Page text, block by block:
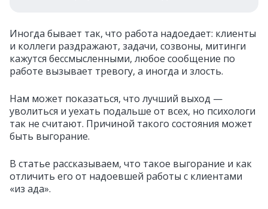
Иногда бывает так, что работа надоедает: клиенты
и коллеги раздражают, задачи, созвоны, митинги
кажутся бессмысленными, любое сообщение по
работе вызывает тревогу, а иногда и злость.
Нам может показаться, что лучший выход —
уволиться и уехать подальше от всех, но психологи
так не считают. Причиной такого состояния может
быть выгорание.
В статье рассказываем, что такое выгорание и как
отличить его от надоевшей работы с клиентами
«из ада».